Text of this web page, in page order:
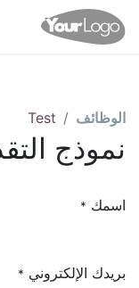
الوظائف Test
نموذج
اسمك *
بريدك الإلكتروني *